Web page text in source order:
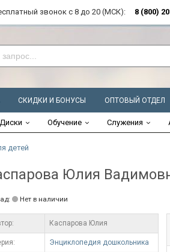
звонок с 8 до 20 (МСК): 8 (800)
СКИДКИ И БОНУСЫ ОПТОВЫЙ ОТДЕЛ
Диски Обучение Служения
детей
Юлия
Нет в наличии
Каспарова Юлия
Энциклопедия дошкольника